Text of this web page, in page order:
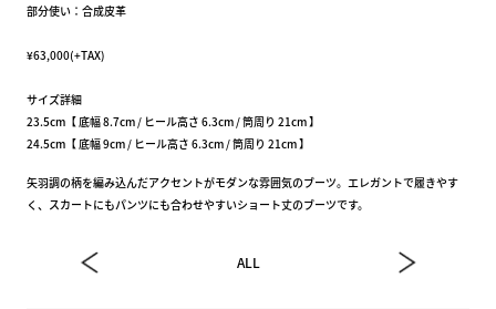
部分使い：合成皮革
¥63,000(+TAX)
サイズ詳細
23.5cm【 底幅 8.7cm / ヒール高さ 6.3cm / 筒周り 21cm 】
24.5cm【 底幅 9cm / ヒール高さ 6.3cm / 筒周り 21cm 】
矢羽調の柄を編み込んだアクセントがモダンな雰囲気のブーツ。エレガントで履きやす
く、スカートにもパンツにも合わせやすいショート丈のブーツです。
ALL